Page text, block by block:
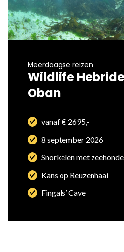
Wildlife
Oban
Meerdaagse reizen
vanaf € 2695,-
8 september 2026
Snorkelen met
Kans op Reuzenhaai
Fingals’ Cave